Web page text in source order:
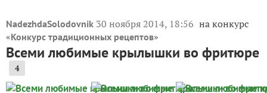
NadezhdaSolodovnik 30 ноября 2014, 18:56 на конкурс
«Конкурс традиционных рецептов»
Всеми любимые крылышки во фритюре
4